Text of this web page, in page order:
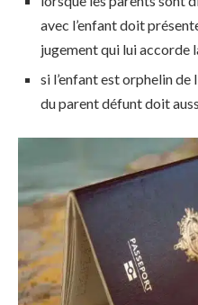
avec l’enfant doit
jugement qui lui accorde
si l’enfant est orphelin de
du parent défunt doit